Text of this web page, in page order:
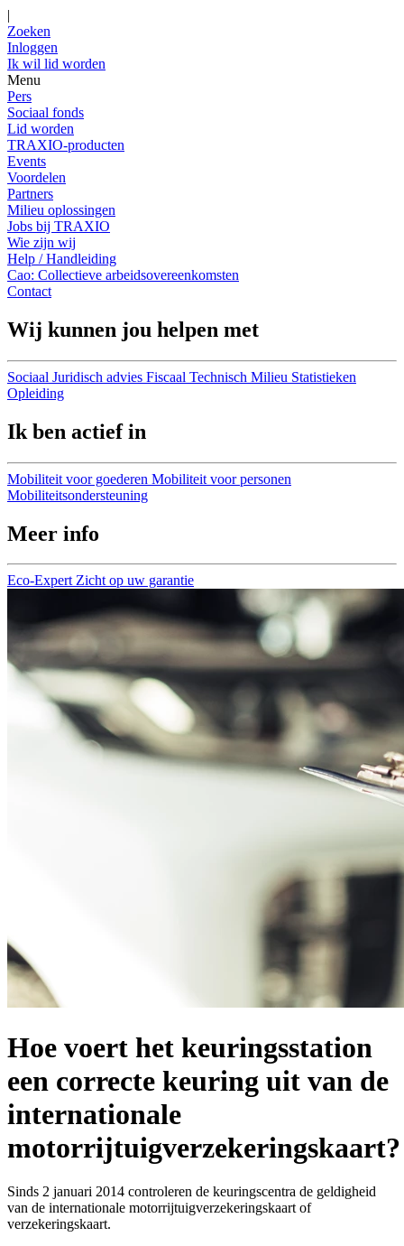
|
Zoeken
Inloggen
Ik wil lid worden
Menu
Pers
Sociaal fonds
Lid worden
TRAXIO-producten
Events
Voordelen
Partners
Milieu oplossingen
Jobs bij TRAXIO
Wie zijn wij
Help / Handleiding
Cao: Collectieve arbeidsovereenkomsten
Contact
Wij kunnen jou helpen met
Sociaal Juridisch advies Fiscaal Technisch Milieu Statistieken
Opleiding
Ik ben actief in
Mobiliteit voor goederen Mobiliteit voor personen
Mobiliteitsondersteuning
Meer info
Eco-Expert Zicht op uw garantie
Hoe voert het keuringsstation
een correcte keuring uit van de
internationale
motorrijtuigverzekeringskaart?
Sinds 2 januari 2014 controleren de keuringscentra de geldigheid
van de internationale motorrijtuigverzekeringskaart of
verzekeringskaart.